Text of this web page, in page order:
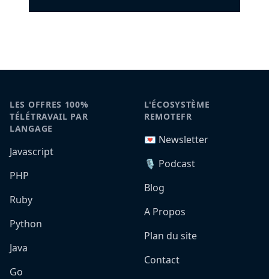
LES OFFRES 100%
TÉLÉTRAVAIL PAR
LANGAGE
Javascript
PHP
Ruby
Python
Java
Go
L'ÉCOSYSTÈME
REMOTEFR
💌 Newsletter
🎙️ Podcast
Blog
A Propos
Plan du site
Contact